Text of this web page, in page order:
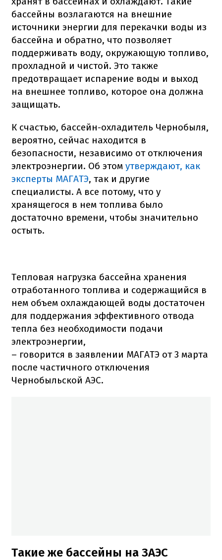
бассейны возлагаются на внешние
источники энергии для перекачки воды из
бассейна и обратно, что позволяет
поддерживать воду, окружающую топливо,
прохладной и чистой. Это также
предотвращает испарение воды и выход
на внешнее топливо, которое она должна
защищать.
К счастью, бассейн-охладитель Чернобыля,
вероятно, сейчас находится в
безопасности, независимо от отключения
электроэнергии. Об этом утверждают, как
эксперты МАГАТЭ, так и другие
специалисты. А все потому, что у
хранящегося в нем топлива было
достаточно времени, чтобы значительно
остыть.
Тепловая нагрузка бассейна хранения
отработанного топлива и содержащийся в
нем объем охлаждающей воды достаточен
для поддержания эффективного отвода
тепла без необходимости подачи
электроэнергии,
– говорится в заявлении МАГАТЭ от 3 марта
после частичного отключения
Чернобыльской АЭС.
Такие же бассейны на ЗАЭС